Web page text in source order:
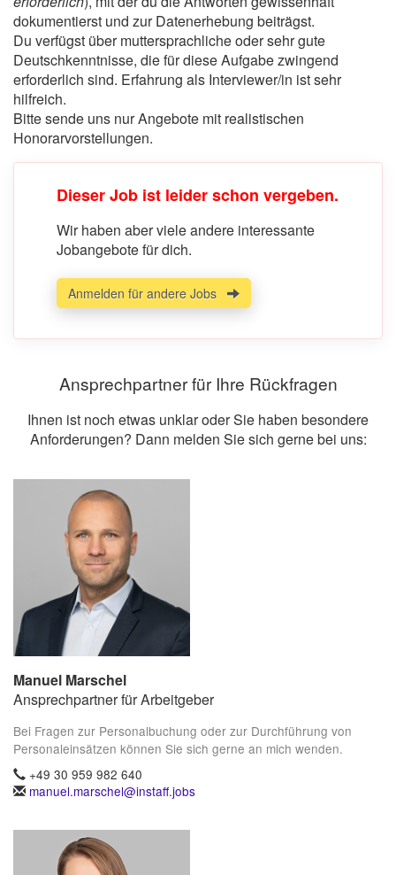
dokumentierst und zur Datenerhebung beiträgst.
Du verfügst über muttersprachliche oder sehr gute
Deutschkenntnisse, die für diese Aufgabe zwingend
erforderlich sind. Erfahrung als Interviewer/in ist sehr
hilfreich.
Bitte sende uns nur Angebote mit realistischen
Honorarvorstellungen.
Dieser Job ist leider schon vergeben.
Wir haben aber viele andere interessante
Jobangebote für dich.
Anmelden für andere Jobs
Ansprechpartner für Ihre Rückfragen
Ihnen ist noch etwas unklar oder Sie haben besondere
Anforderungen? Dann melden Sie sich gerne bei uns:
Manuel Marschel
Ansprechpartner für Arbeitgeber
Bei Fragen zur Personalbuchung oder zur Durchführung von
Personaleinsätzen können Sie sich gerne an mich wenden.
+49 30 959 982 640
manuel.marschel@instaff.jobs